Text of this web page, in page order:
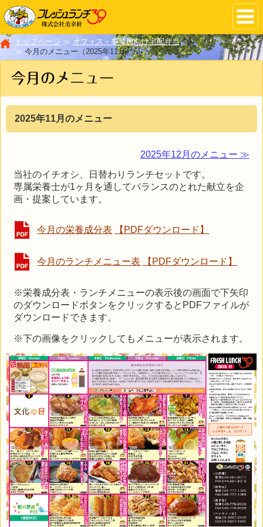
トップページ
オフィス・事業所向け宅配弁当
今月のメニュー（2025年11月）
2025年11月のメニュー
2025年12月のメニュー ≫
当社のイチオシ、日替わりランチセットです。
専属栄養士が1ヶ月を通してバランスのとれた献立を企
画・提案しています。
今月の栄養成分表 【PDFダウンロード】
今月のランチメニュー表 【PDFダウンロード】
※栄養成分表・ランチメニューの表示後の画面で下矢印
のダウンロードボタンをクリックするとPDFファイルが
ダウンロードできます。
※下の画像をクリックしてもメニューが表示されます。
t
o
g
g
l
e
n
a
v
i
g